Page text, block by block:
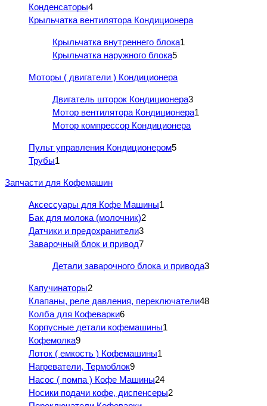
Конденсаторы4
Крыльчатка вентилятора Кондиционера
Крыльчатка внутреннего блока1
Крыльчатка наружного блока5
Моторы ( двигатели ) Кондиционера
Двигатель шторок Кондиционера3
Мотор вентилятора Кондиционера1
Мотор компрессор Кондиционера
Пульт управления Кондиционером5
Трубы1
Запчасти для Кофемашин
Аксессуары для Кофе Машины1
Бак для молока (молочник)2
Датчики и предохранители3
Заварочный блок и привод7
Детали заварочного блока и привода3
Капучинаторы2
Клапаны, реле давления, переключатели48
Колба для Кофеварки6
Корпусные детали кофемашины1
Кофемолка9
Лоток ( емкость ) Кофемашины1
Нагреватели, Термоблок9
Насос ( помпа ) Кофе Машины24
Носики подачи кофе, диспенсеры2